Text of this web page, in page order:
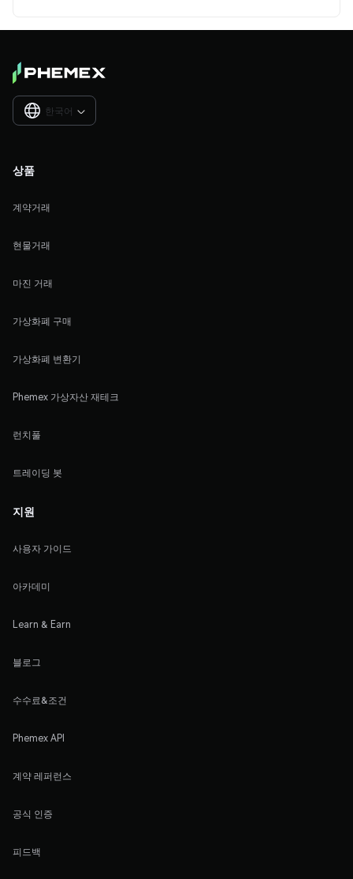
한국어 
상품
계약거래
현물거래
마진 거래
가상화폐 구매
가상화폐 변환기
Phemex 가상자산 재테크
런치풀
트레이딩 봇
지원
사용자 가이드
아카데미
Learn & Earn
블로그
수수료&조건
Phemex API
계약 레퍼런스
공식 인증
피드백